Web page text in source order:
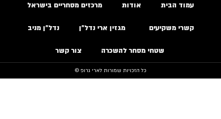
עמוד הבית אודות מרכזים מסחריים בישראל
קשרי משקיעים מגזין ארי נדל״ן נדל״ן מניב
שטחי מסחר להשכרה צור קשר
כל הזכויות שמורות לארי גרופ ©